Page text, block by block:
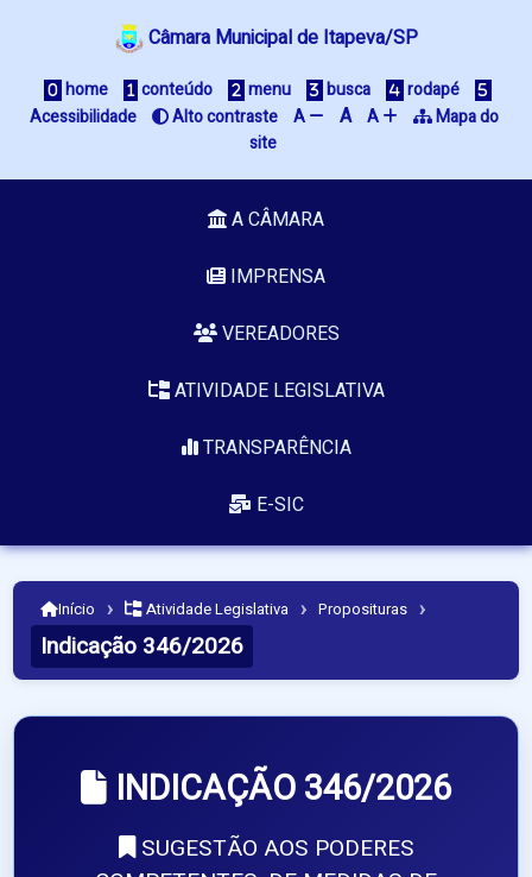
Câmara Municipal de Itapeva/SP
home conteúdo menu busca
rodapé
Acessibilidade
Alto contraste A A A
Mapa do
site
A CÂMARA
IMPRENSA
VEREADORES
ATIVIDADE LEGISLATIVA
TRANSPARÊNCIA
E-SIC
Início › Atividade Legislativa › Proposituras ›
Indicação 346/2026
INDICAÇÃO 346/2026
SUGESTÃO AOS PODERES